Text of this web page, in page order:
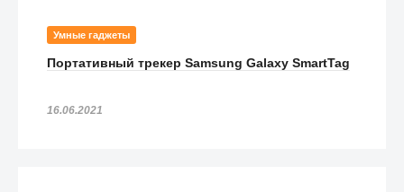
Умные гаджеты
Портативный трекер Samsung Galaxy SmartTag
16.06.2021